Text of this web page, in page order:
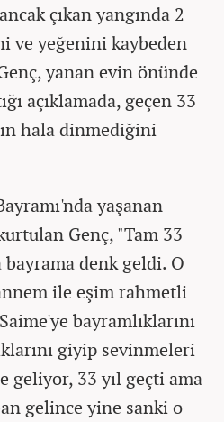
çıkan yangında 2
ve yeğenini kaybeden
yanan evin önünde
açıklamada, geçen 33
hala dinmediğini
yaşanan
Genç, "Tam 33
bayrama denk geldi. O
ile eşim rahmetli
bayramlıklarını
giyip sevinmeleri
geliyor, 33 yıl geçti ama
gelince yine sanki o